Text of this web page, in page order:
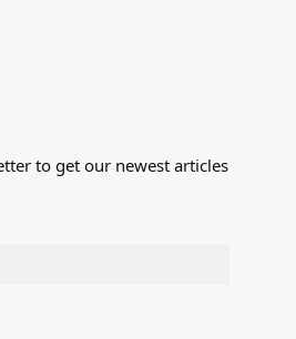
to get our newest articles